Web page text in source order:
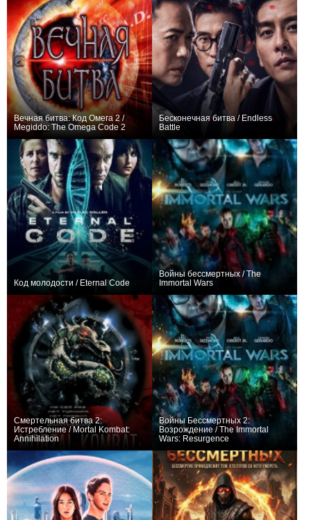
Вечная битва: Код Омега 2 /
Megiddo: The Omega Code 2
Бесконечная битва / Endless
Battle
Код молодости / Eternal Code
Войны бессмертных / The
Immortal Wars
Смертельная битва 2:
Истребление / Mortal Kombat:
Annihilation
Войны Бессмертных 2:
Возрождение / The Immortal
Wars: Resurgence